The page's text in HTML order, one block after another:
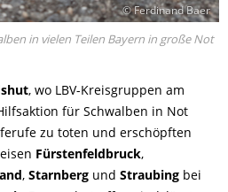
© Ferdinand Baer
in vielen Teilen Bayern in große Not
, wo LBV-Kreisgruppen am
für Schwalben in Not
zu toten und erschöpften
Fürstenfeldbruck,
, Starnberg und Straubing bei